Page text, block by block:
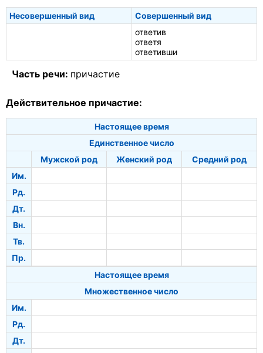
Несовершенный вид
Совершенный вид
ответив
ответя
ответивши
Часть речи: причастие
Действительное причастие:
Настоящее время
Единственное число
Мужской род
Женский род
Средний род
Им.
Рд.
Дт.
Вн.
Тв.
Пр.
Настоящее время
Множественное число
Им.
Рд.
Дт.